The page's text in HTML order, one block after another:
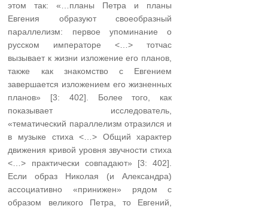
этом так: «…планы Петра и планы
Евгения образуют своеобразный
параллелизм: первое упоминание о
русском императоре <…> тотчас
вызывает к жизни изложение его планов,
также как знакомство с Евгением
завершается изложением его жизненных
планов» [3: 402]. Более того, как
показывает исследователь,
«тематический параллелизм отразился и
в музыке стиха <…> Общий характер
движения кривой уровня звучности стиха
<…> практически совпадают» [3: 402].
Если образ Николая (и Александра)
ассоциативно «принижен» рядом с
образом великого Петра, то Евгений,